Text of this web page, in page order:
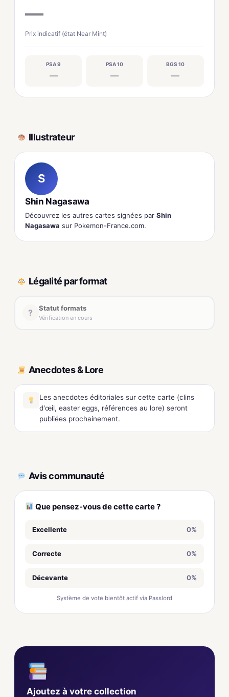
—
Prix indicatif (état Near Mint)
PSA 9
—
PSA 10
—
BGS 10
—
Illustrateur
S
Shin Nagasawa
Découvrez les autres cartes signées par Shin
Nagasawa sur Pokemon-France.com.
Légalité par format
? Statut formats
Vérification en cours
Anecdotes & Lore
Les anecdotes éditoriales sur cette carte (clins
d'œil, easter eggs, références au lore) seront
publiées prochainement.
Avis communauté
Que pensez-vous de cette carte ?
Excellente 0%
Correcte 0%
Décevante 0%
Système de vote bientôt actif via Passlord
Ajoutez à votre collection